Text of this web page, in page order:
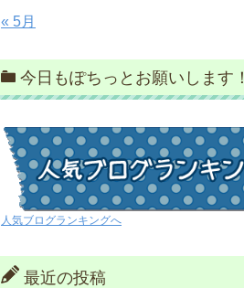
« 5月
今日もぽちっとお願いします！
人気ブログランキングへ
最近の投稿